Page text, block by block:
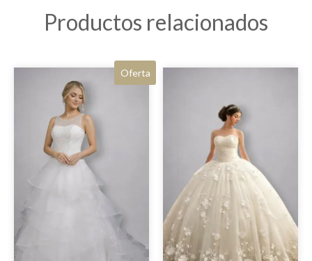
Productos relacionados
Oferta